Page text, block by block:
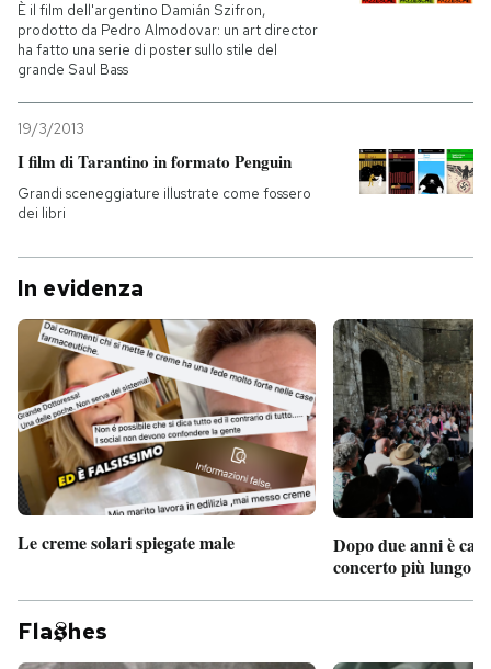
È il film dell'argentino Damián Szifron,
prodotto da Pedro Almodovar: un art director
ha fatto una serie di poster sullo stile del
grande Saul Bass
19/3/2013
I film di Tarantino in formato Penguin
Grandi sceneggiature illustrate come fossero
dei libri
In evidenza
Le creme solari spiegate male
Dopo due anni è
concerto più lungo
Fla hes